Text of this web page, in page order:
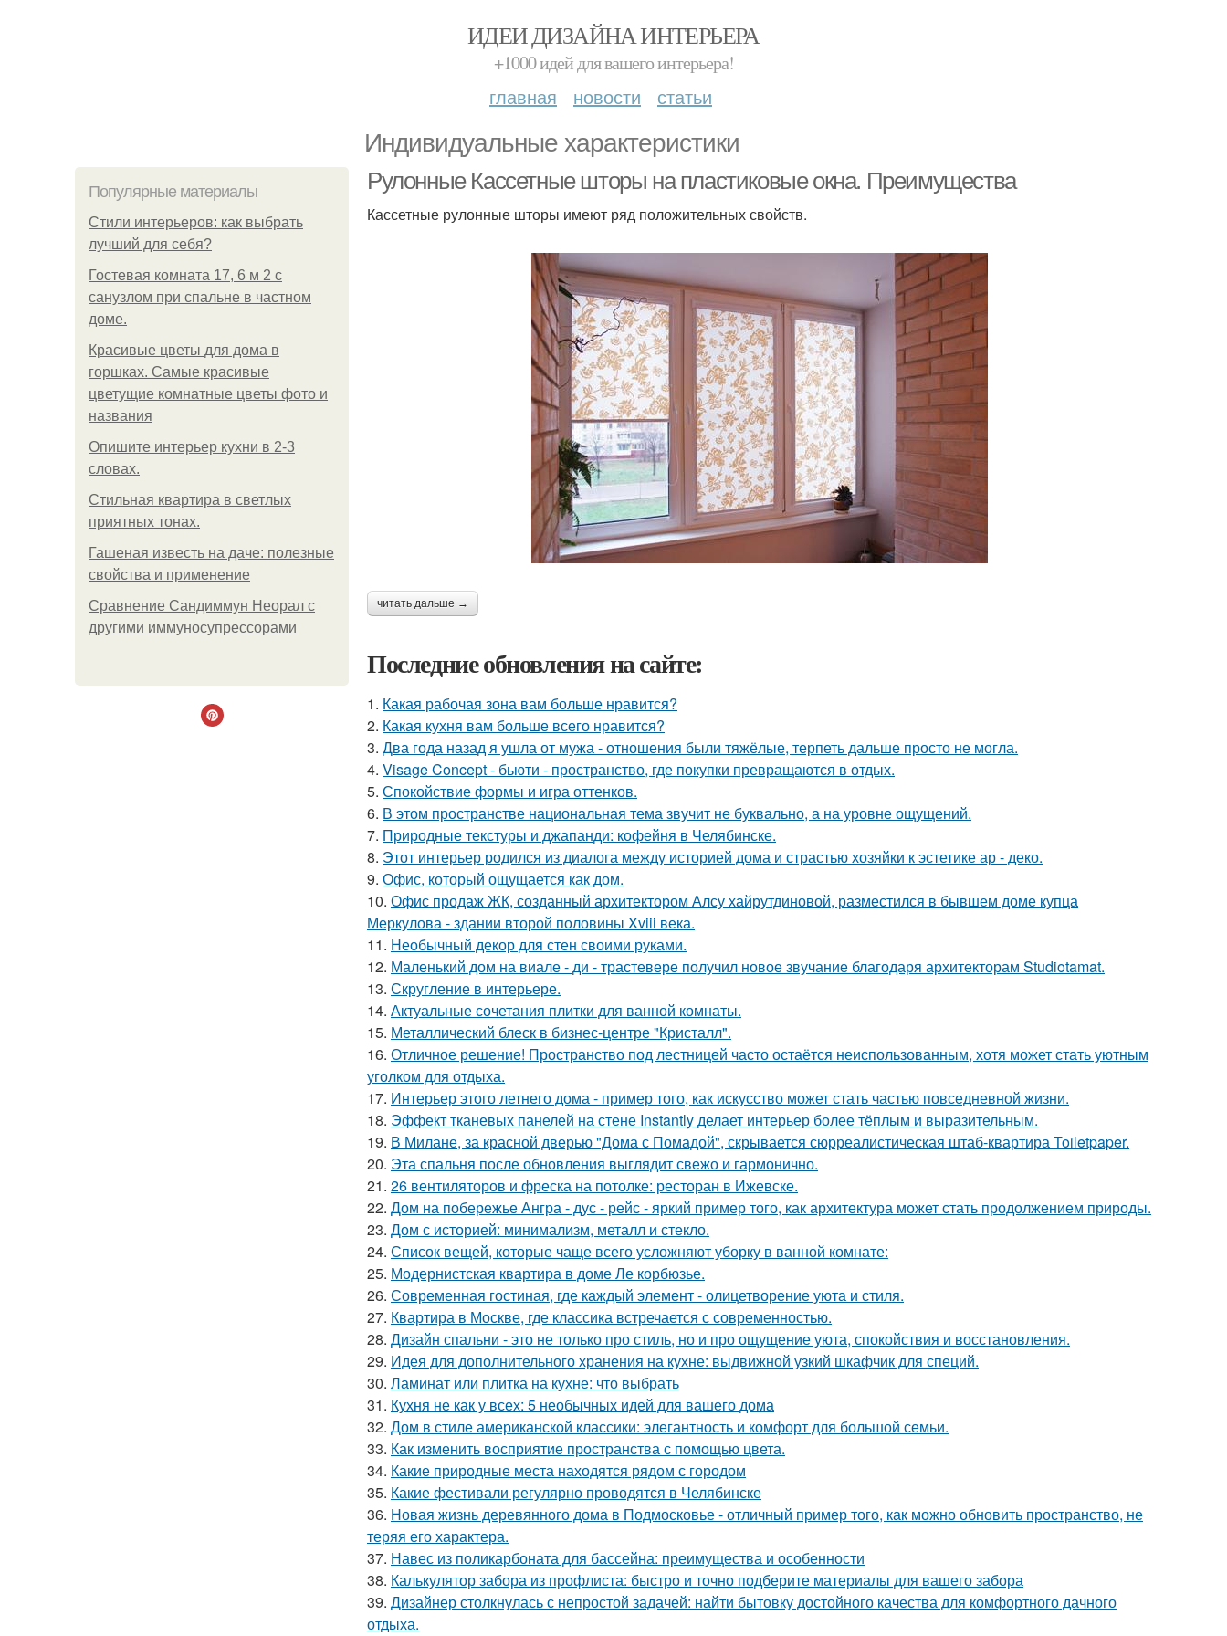
ИДЕИ ДИЗАЙНА ИНТЕРЬЕРА
+1000 идей для вашего интерьера!
главная новости статьи
Индивидуальные характеристики
Популярные материалы
Стили интерьеров: как выбрать
лучший для себя?
Гостевая комната 17, 6 м 2 с
санузлом при спальне в частном
доме.
Красивые цветы для дома в
горшках. Самые красивые
цветущие комнатные цветы фото и
названия
Опишите интерьер кухни в 2-3
словах.
Стильная квартира в светлых
приятных тонах.
Гашеная известь на даче: полезные
свойства и применение
Сравнение Сандиммун Неорал с
другими иммуносупрессорами
Рулонные Кассетные шторы на пластиковые окна. Преимущества
Кассетные рулонные шторы имеют ряд положительных свойств.
читать дальше →
Последние обновления на сайте:
1. Какая рабочая зона вам больше нравится?
2. Какая кухня вам больше всего нравится?
3. Два года назад я ушла от мужа - отношения были тяжёлые, терпеть дальше просто не могла.
4. Visage Concept - бьюти - пространство, где покупки превращаются в отдых.
5. Спокойствие формы и игра оттенков.
6. В этом пространстве национальная тема звучит не буквально, а на уровне ощущений.
7. Природные текстуры и джапанди: кофейня в Челябинске.
8. Этот интерьер родился из диалога между историей дома и страстью хозяйки к эстетике ар - деко.
9. Офис, который ощущается как дом.
10. Офис продаж ЖК, созданный архитектором Алсу хайрутдиновой, разместился в бывшем доме купца
Меркулова - здании второй половины Xviii века.
11. Необычный декор для стен своими руками.
12. Маленький дом на виале - ди - трастевере получил новое звучание благодаря архитекторам Studiotamat.
13. Скругление в интерьере.
14. Актуальные сочетания плитки для ванной комнаты.
15. Металлический блеск в бизнес-центре "Кристалл".
16. Отличное решение! Пространство под лестницей часто остаётся неиспользованным, хотя может стать уютным
уголком для отдыха.
17. Интерьер этого летнего дома - пример того, как искусство может стать частью повседневной жизни.
18. Эффект тканевых панелей на стене Instantly делает интерьер более тёплым и выразительным.
19. В Милане, за красной дверью "Дома с Помадой", скрывается сюрреалистическая штаб-квартира Toiletpaper.
20. Эта спальня после обновления выглядит свежо и гармонично.
21. 26 вентиляторов и фреска на потолке: ресторан в Ижевске.
22. Дом на побережье Ангра - дус - рейс - яркий пример того, как архитектура может стать продолжением природы.
23. Дом с историей: минимализм, металл и стекло.
24. Список вещей, которые чаще всего усложняют уборку в ванной комнате:
25. Модернистская квартира в доме Ле корбюзье.
26. Современная гостиная, где каждый элемент - олицетворение уюта и стиля.
27. Квартира в Москве, где классика встречается с современностью.
28. Дизайн спальни - это не только про стиль, но и про ощущение уюта, спокойствия и восстановления.
29. Идея для дополнительного хранения на кухне: выдвижной узкий шкафчик для специй.
30. Ламинат или плитка на кухне: что выбрать
31. Кухня не как у всех: 5 необычных идей для вашего дома
32. Дом в стиле американской классики: элегантность и комфорт для большой семьи.
33. Как изменить восприятие пространства с помощью цвета.
34. Какие природные места находятся рядом с городом
35. Какие фестивали регулярно проводятся в Челябинске
36. Новая жизнь деревянного дома в Подмосковье - отличный пример того, как можно обновить пространство, не
теряя его характера.
37. Навес из поликарбоната для бассейна: преимущества и особенности
38. Калькулятор забора из профлиста: быстро и точно подберите материалы для вашего забора
39. Дизайнер столкнулась с непростой задачей: найти бытовку достойного качества для комфортного дачного
отдыха.